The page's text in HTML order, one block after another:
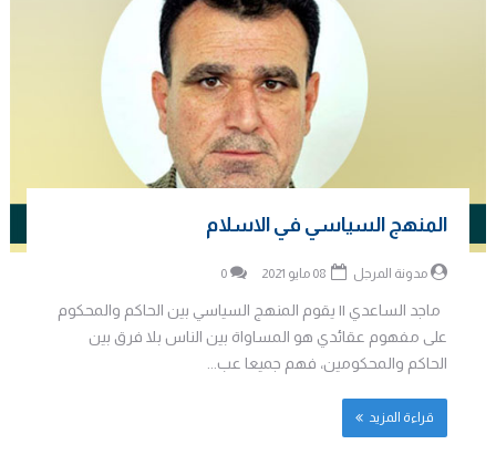
المنهج السياسي في الاسلام
مدونة المرجل 0
ماجد الساعدي || يقوم المنهج السياسي بين الحاكم والمحكوم
على مفهوم عقائدي هو المساواة بين الناس بلا فرق بين
الحاكم والمحكومين، فهم جميعا عب...
قراءة المزيد